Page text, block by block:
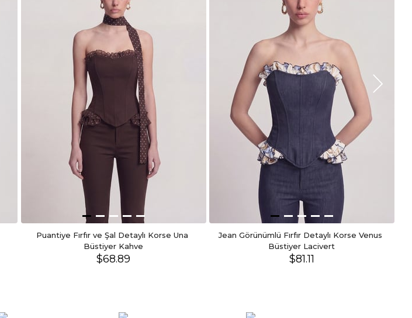
Puantiye Fırfır ve Şal Detaylı Korse Una
Büstiyer Kahve
$68.89
Jean Görünümlü Fırfır Detaylı Korse Venus
Büstiyer Lacivert
$81.11